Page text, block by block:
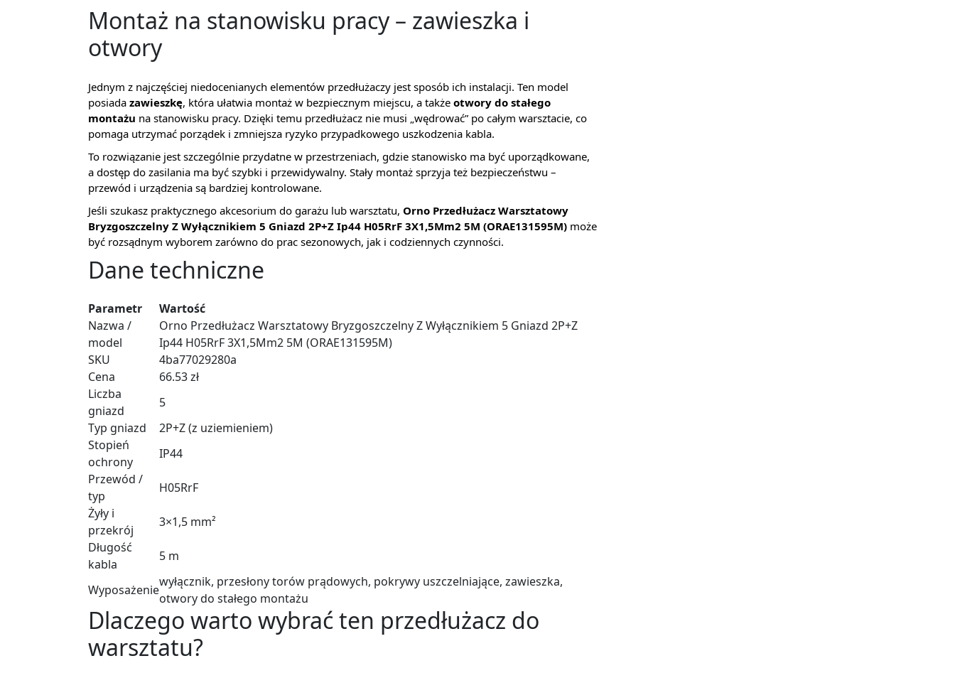
Montaż na stanowisku pracy – zawieszka i
otwory
Jednym z najczęściej niedocenianych elementów przedłużaczy jest sposób ich instalacji. Ten model
posiada zawieszkę, która ułatwia montaż w bezpiecznym miejscu, a także otwory do stałego
montażu na stanowisku pracy. Dzięki temu przedłużacz nie musi „wędrować” po całym warsztacie, co
pomaga utrzymać porządek i zmniejsza ryzyko przypadkowego uszkodzenia kabla.
To rozwiązanie jest szczególnie przydatne w przestrzeniach, gdzie stanowisko ma być uporządkowane,
a dostęp do zasilania ma być szybki i przewidywalny. Stały montaż sprzyja też bezpieczeństwu –
przewód i urządzenia są bardziej kontrolowane.
Jeśli szukasz praktycznego akcesorium do garażu lub warsztatu, Orno Przedłużacz Warsztatowy
Bryzgoszczelny Z Wyłącznikiem 5 Gniazd 2P+Z Ip44 H05RrF 3X1,5Mm2 5M (ORAE131595M) może
być rozsądnym wyborem zarówno do prac sezonowych, jak i codziennych czynności.
Dane techniczne
Parametr
Wartość
Nazwa /
model
Orno Przedłużacz Warsztatowy Bryzgoszczelny Z Wyłącznikiem 5 Gniazd 2P+Z
Ip44 H05RrF 3X1,5Mm2 5M (ORAE131595M)
SKU
4ba77029280a
Cena
66.53 zł
Liczba
gniazd
5
Typ gniazd
2P+Z (z uziemieniem)
Stopień
ochrony
IP44
Przewód /
typ
H05RrF
Żyły i
przekrój
3×1,5 mm²
Długość
kabla
5 m
Wyposażenie
wyłącznik, przesłony torów prądowych, pokrywy uszczelniające, zawieszka,
otwory do stałego montażu
Dlaczego warto wybrać ten przedłużacz do
warsztatu?